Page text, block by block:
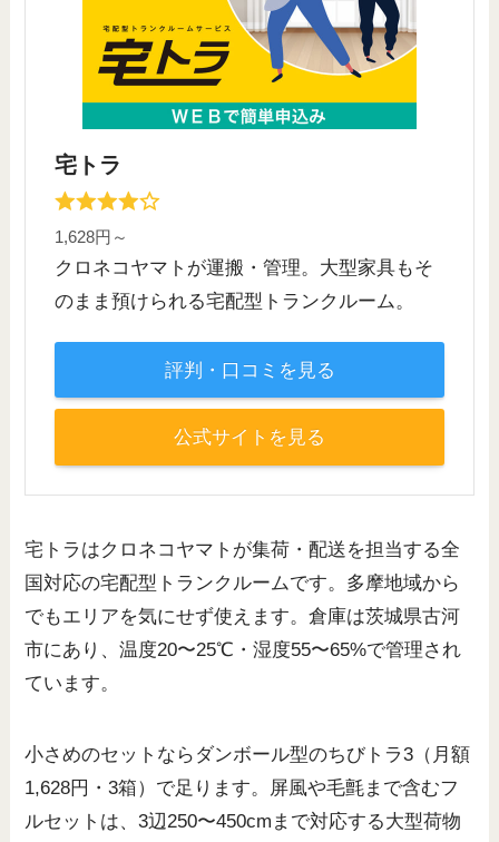
宅トラ
1,628円～
クロネコヤマトが運搬・管理。大型家具もそ
のまま預けられる宅配型トランクルーム。
評判・口コミを見る
公式サイトを見る
宅トラはクロネコヤマトが集荷・配送を担当する全
国対応の宅配型トランクルームです。多摩地域から
でもエリアを気にせず使えます。倉庫は茨城県古河
市にあり、温度20〜25℃・湿度55〜65%で管理され
ています。
小さめのセットならダンボール型のちびトラ3（月額
1,628円・3箱）で足ります。屏風や毛氈まで含むフ
ルセットは、3辺250〜450cmまで対応する大型荷物